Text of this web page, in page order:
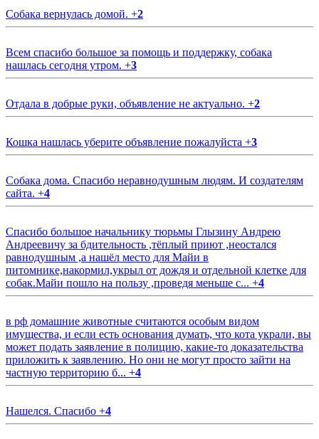
Собака вернулась домой. +2
Всем спасибо большое за помощь и поддержку, собака
нашлась сегодня утром. +3
Отдала в добрые руки, объявление не актуально. +2
Кошка нашлась уберите объявление пожалуйста +3
Собака дома. Спасибо неравнодушным людям. И создателям
сайта. +4
Спасибо большое начальнику тюрьмы Глызину Андрею
Андреевичу за бдительность ,тёплый приют ,неостался
равнодушным ,а нашёл место для Майи в
питомнике,накормил,укрыл от дождя и отдельной клетке для
собак.Майи пошло на пользу ,проведя меньше с... +4
в рф домашние животные считаются особым видом
имущества, и если есть основания думать, что кота украли, вы
может подать заявление в полицию, какие-то доказательства
приложить к заявлению. Но они не могут просто зайти на
частную территорию б... +4
Нашелся. Спасибо +4